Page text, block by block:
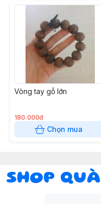
Vòng tay gỗ lớn
180.000đ
Chọn mua
SHOP